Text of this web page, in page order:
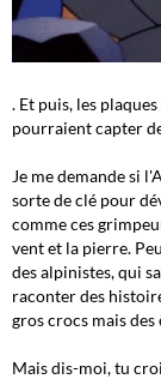
. Et puis, les
pourraient capter
Je me demande si
sorte de clé pour
comme ces
vent et la pierre.
des alpinistes, qui
raconter des
gros crocs mais
Mais dis-moi, tu